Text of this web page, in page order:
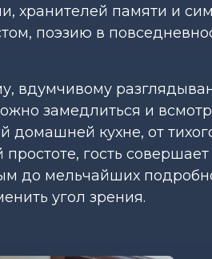
хранителей памяти и
поэзию в
вдумчивому
замедлиться и
домашней кухне, от
гость совершает
до мельчайших
угол зрения.